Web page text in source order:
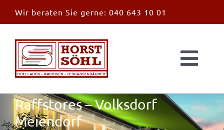
Inhalt
Wir beraten Sie gerne: 040 643 10 01
News
Raffstores – Volksdorf
Meiendorf